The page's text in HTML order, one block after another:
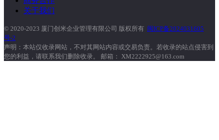
关于我们
© 2020-2023 厦门创米企业管理有限公司 版权所有 闽ICP备2024031605
号-2
声明：本站仅收录网站，不对其网站内容或交易负责。若收录的站点侵害到
您的利益，请联系我们删除收录。 邮箱： XM2222925@163.com